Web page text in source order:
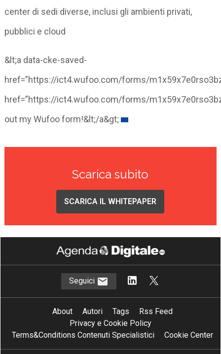
center di sedi diverse, inclusi gli ambienti privati,
pubblici e cloud
&lt;a data-cke-saved-
href=”https://ict4.wufoo.com/forms/
href=”https://ict4.wufoo.com/forms/
out my Wufoo form!&lt;/a&gt;
Scarica subito
SCARICA IL WHITEPAPER
Seguici
About Autori Tags
Rss Feed
Privacy e Cookie Policy
Terms&Conditions Contenuti Specialistici
Cookie Center